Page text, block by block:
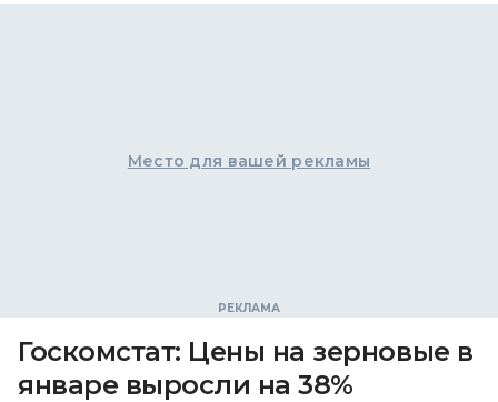
Место для вашей рекламы
Госкомстат: Цены на зерновые в
январе выросли на 38%